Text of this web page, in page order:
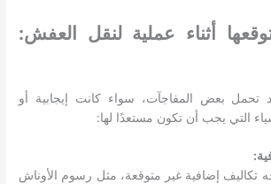
أثناء عملية لنقل العفش:
تحمل بعض المفاجآت، سواء كانت إيجابية أو
التي يجب أن تكون مستعدًا لها:
تكاليف إضافية غير متوقعة، مثل رسوم الأوناش